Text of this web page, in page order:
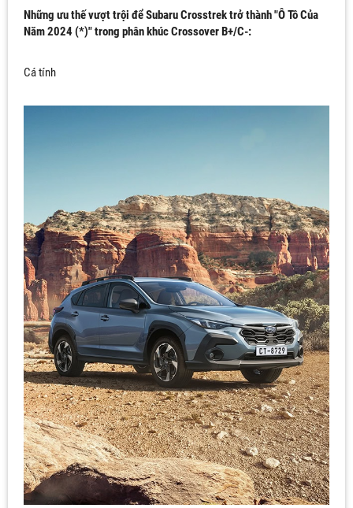
Những ưu thế vượt trội để Subaru Crosstrek trở thành "Ô Tô Của
Năm 2024 (*)" trong phân khúc Crossover B+/C-:
Cá tính